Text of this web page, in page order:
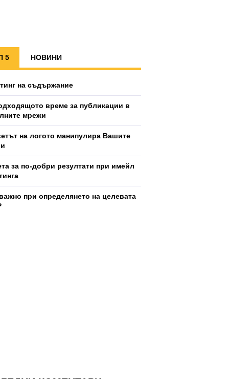
5 НОВИНИ
на съдържание
време за публикации в
мрежи
на логото манипулира Вашите
за по-добри резултати при имейл
при определянето на целевата